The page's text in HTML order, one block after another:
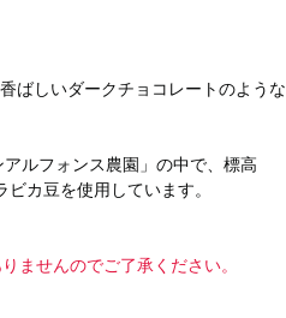
ばしいダークチョコレートのような
ルフォンス農園」の中で、標高
カ豆を使用しています。
ませんのでご了承ください。